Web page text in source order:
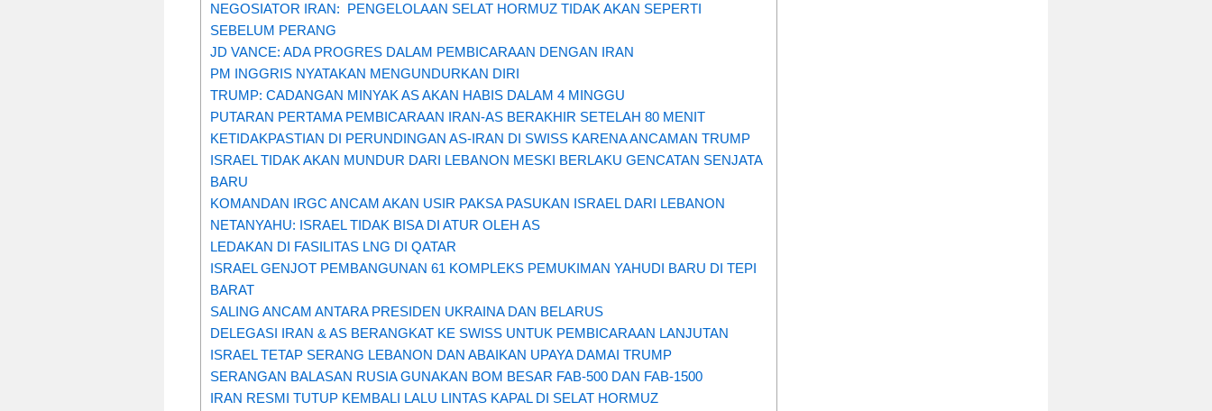
NEGOSIATOR IRAN: PENGELOLAAN SELAT HORMUZ TIDAK AKAN SEPERTI
SEBELUM PERANG
JD VANCE: ADA PROGRES DALAM PEMBICARAAN DENGAN IRAN
PM INGGRIS NYATAKAN MENGUNDURKAN DIRI
TRUMP: CADANGAN MINYAK AS AKAN HABIS DALAM 4 MINGGU
PUTARAN PERTAMA PEMBICARAAN IRAN-AS BERAKHIR SETELAH 80 MENIT
KETIDAKPASTIAN DI PERUNDINGAN AS-IRAN DI SWISS KARENA ANCAMAN TRUMP
ISRAEL TIDAK AKAN MUNDUR DARI LEBANON MESKI BERLAKU GENCATAN SENJATA
BARU
KOMANDAN IRGC ANCAM AKAN USIR PAKSA PASUKAN ISRAEL DARI LEBANON
NETANYAHU: ISRAEL TIDAK BISA DI ATUR OLEH AS
LEDAKAN DI FASILITAS LNG DI QATAR
ISRAEL GENJOT PEMBANGUNAN 61 KOMPLEKS PEMUKIMAN YAHUDI BARU DI TEPI
BARAT
SALING ANCAM ANTARA PRESIDEN UKRAINA DAN BELARUS
DELEGASI IRAN & AS BERANGKAT KE SWISS UNTUK PEMBICARAAN LANJUTAN
ISRAEL TETAP SERANG LEBANON DAN ABAIKAN UPAYA DAMAI TRUMP
SERANGAN BALASAN RUSIA GUNAKAN BOM BESAR FAB-500 DAN FAB-1500
IRAN RESMI TUTUP KEMBALI LALU LINTAS KAPAL DI SELAT HORMUZ